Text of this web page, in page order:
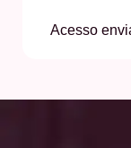
Acesso